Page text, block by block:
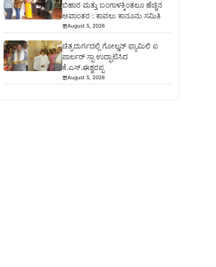
ಬಿಹಾರ ಮತ್ತು ಬಂಗಾಳಕ್ಕಿಂತಲೂ ಹೆಚ್ಚಿನ
ಅವಾಂತರ : ಕಾವಲು ಕಾನೂನು ಸಮಿತಿ
August 5, 2026
ಚಿತ್ರದುರ್ಗದಲ್ಲಿ ಗೋಲ್ಡನ್ ಫ್ಯಾಮಿಲಿ ಐ
ಪಾರ್ಲರ್ ಸ್ಪಾ ಉದ್ಘಾಟಿಸಿದ
ಕೆ.ಎಸ್.ಈಶ್ವರಪ್ಪ
August 5, 2026